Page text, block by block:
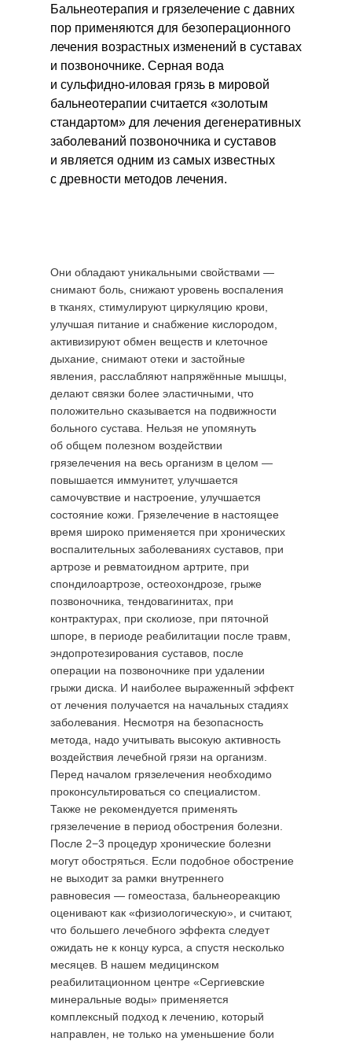
Они обладают уникальными свойствами —
снимают боль, снижают уровень воспаления
в тканях, стимулируют циркуляцию крови,
улучшая питание и снабжение кислородом,
активизируют обмен веществ и клеточное
дыхание, снимают отеки и застойные
явления, расслабляют напряжённые мышцы,
делают связки более эластичными, что
положительно сказывается на подвижности
больного сустава. Нельзя не упомянуть
об общем полезном воздействии
грязелечения на весь организм в целом —
повышается иммунитет, улучшается
самочувствие и настроение, улучшается
состояние кожи. Грязелечение в настоящее
время широко применяется при хронических
воспалительных заболеваниях суставов, при
артрозе и ревматоидном артрите, при
спондилоартрозе, остеохондрозе, грыже
позвоночника, тендовагинитах, при
контрактурах, при сколиозе, при пяточной
шпоре, в периоде реабилитации после травм,
эндопротезирования суставов, после
операции на позвоночнике при удалении
грыжи диска. И наиболее выраженный эффект
от лечения получается на начальных стадиях
заболевания. Несмотря на безопасность
метода, надо учитывать высокую активность
воздействия лечебной грязи на организм.
Перед началом грязелечения необходимо
проконсультироваться со специалистом.
Также не рекомендуется применять
грязелечение в период обострения болезни.
После 2−3 процедур хронические болезни
могут обостряться. Если подобное обострение
не выходит за рамки внутреннего
равновесия — гомеостаза, бальнеореакцию
оценивают как «физиологическую», и считают,
что большего лечебного эффекта следует
ожидать не к концу курса, а спустя несколько
месяцев. В нашем медицинском
реабилитационном центре «Сергиевские
минеральные воды» применяется
комплексный подход к лечению, который
направлен, не только на уменьшение боли
Бальнеотерапия и грязелечение с давних
пор применяются для безоперационного
лечения возрастных изменений в суставах
и позвоночнике. Серная вода
и сульфидно-иловая грязь в мировой
бальнеотерапии считается «золотым
стандартом» для лечения дегенеративных
заболеваний позвоночника и суставов
и является одним из самых известных
с древности методов лечения.